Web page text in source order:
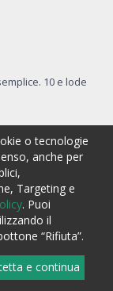
10 e lode
ordinato (tazzina
L’azienda è
l’ordine. Sono in
davvero
o tecnologie
anche per
Targeting e
. Puoi
il
“Rifiuta”.
e continua